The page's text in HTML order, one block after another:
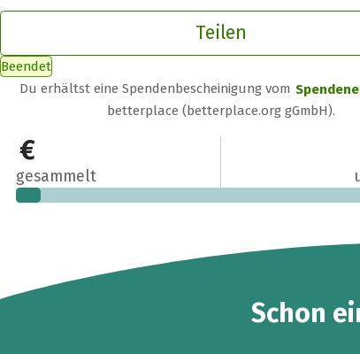
Teilen
Beendet
Du erhältst eine Spendenbescheinigung vom
betterplace (betterplace.org gGmbH).
10 €
gesammelt
Schon